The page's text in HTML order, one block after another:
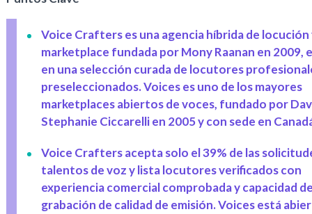
Voice Crafters es una agencia híbrida de locución
marketplace fundada por Mony Raanan en 2009,
en una selección curada de locutores
preseleccionados. Voices es uno de los mayores
marketplaces abiertos de voces, fundado por
Stephanie Ciccarelli en 2005 y con sede en
Voice Crafters acepta solo el 39% de las
talentos de voz y lista locutores verificados con
experiencia comercial comprobada y capacidad
grabación de calidad de emisión. Voices está